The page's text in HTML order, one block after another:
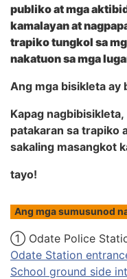
publiko at mga
kamalayan at
trapiko tungkol sa
nakatuon sa mga
Ang mga bisikleta ay
Kapag nagbibisikleta,
patakaran sa trapiko
sakaling masangkot
tayo!
Ang mga sumusunod
① Odate Police
Odate Station
School ground side